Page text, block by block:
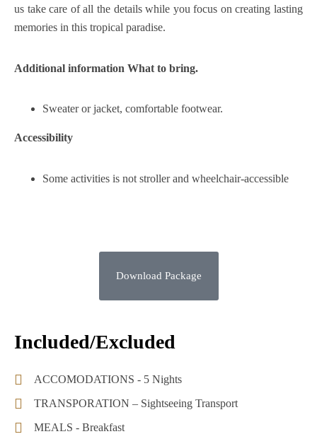
us take care of all the details while you focus on creating lasting
memories in this tropical paradise.
Additional information What to bring.
Sweater or jacket, comfortable footwear.
Accessibility
Some activities is not stroller and wheelchair-accessible
Download Package
Included/Excluded
ACCOMODATIONS - 5 Nights
TRANSPORATION – Sightseeing Transport
MEALS - Breakfast